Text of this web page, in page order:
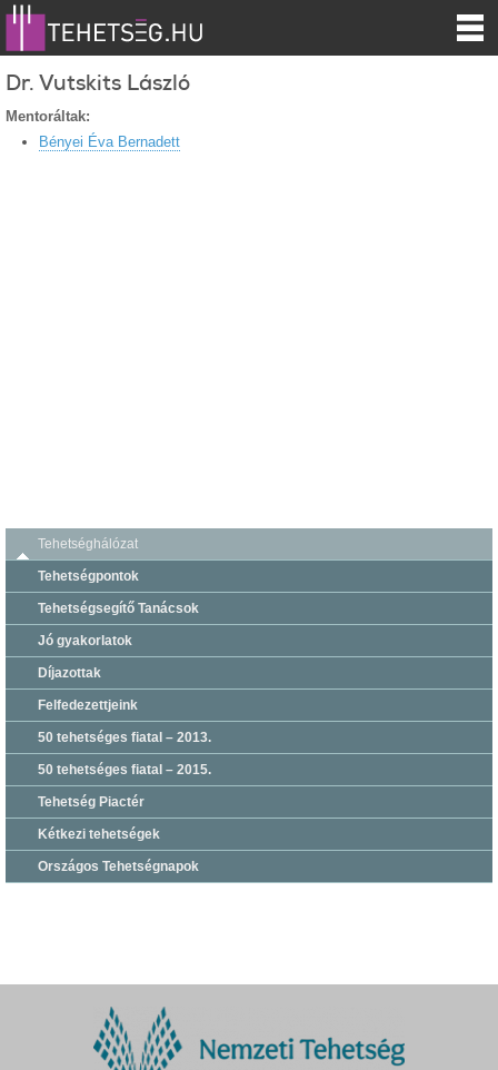
Dr. Vutskits László
Mentoráltak:
Bényei Éva Bernadett
Tehetséghálózat
Tehetségpontok
Tehetségsegítő Tanácsok
Jó gyakorlatok
Díjazottak
Felfedezettjeink
50 tehetséges fiatal – 2013.
50 tehetséges fiatal – 2015.
Tehetség Piactér
Kétkezi tehetségek
Országos Tehetségnapok